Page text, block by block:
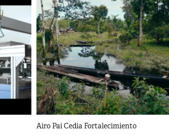
Airo Pai Cedia Fortalecimiento